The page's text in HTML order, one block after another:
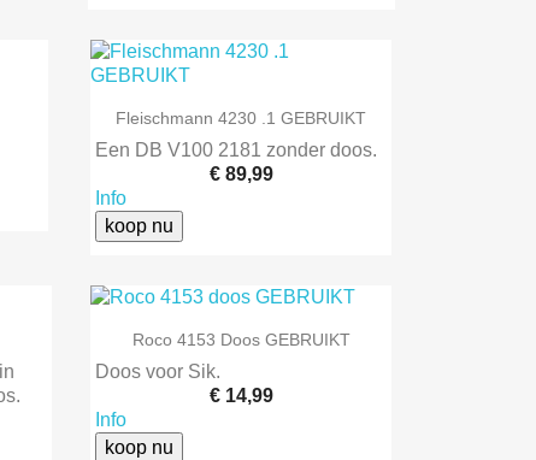
 Snel bekijken
Fleischmann 4230 .1 GEBRUIKT
Een DB V100 2181 zonder doos.
€ 89,99
Info
koop nu
 Snel bekijken
Roco 4153 Doos GEBRUIKT
Doos voor Sik.
€ 14,99
Info
koop nu